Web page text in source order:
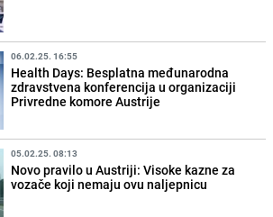
06.02.25. 16:55
Health Days: Besplatna međunarodna
zdravstvena konferencija u organizaciji
Privredne komore Austrije
05.02.25. 08:13
Novo pravilo u Austriji: Visoke kazne za
vozače koji nemaju ovu naljepnicu